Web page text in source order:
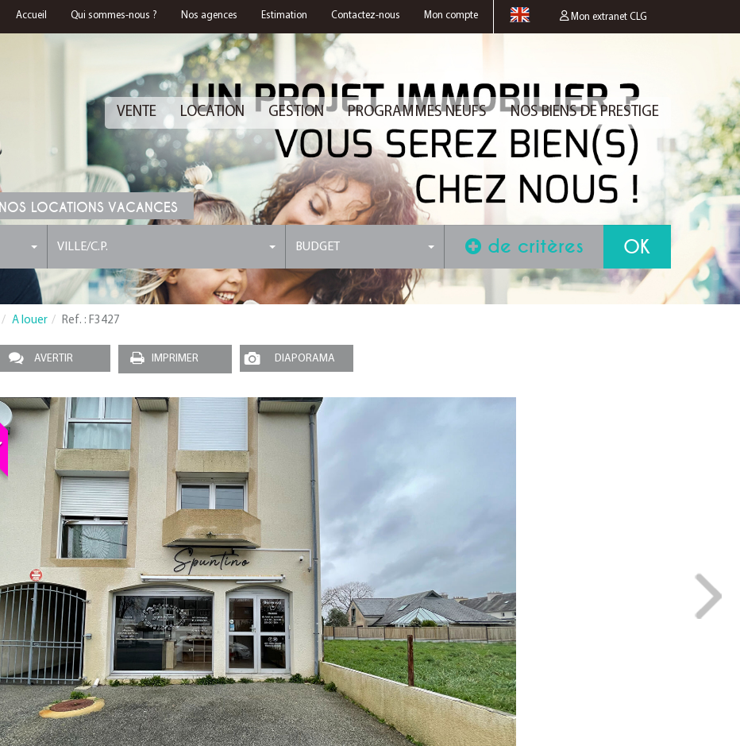
Mon extranet CLG
Accueil Qui sommes-nous ? Nos agences Estimation Contactez-nous Mon compte
VENTE LOCATION GESTION PROGRAMMES NEUFS NOS BIENS DE PRESTIGE
NOS LOCATIONS VACANCES
VILLE/C.P. BUDGET de critères
A louer Ref. : F3427
AVERTIR IMPRIMER DIAPORAMA